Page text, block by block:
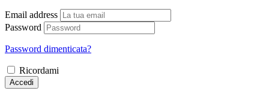
Email address
Password
Password dimenticata?
Ricordami
Accedi